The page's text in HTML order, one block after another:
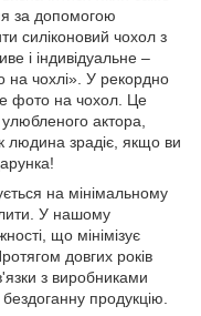
за допомогою
силіконовий чохол з
і індивідуальне –
на чохлі». У рекордно
фото на чохол. Це
актора,
людина зрадіє, якщо ви
на мінімальному
У нашому
що мінімізує
довгих років
з виробниками
продукцію.